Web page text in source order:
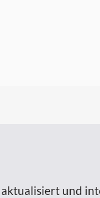
aktualisiert und